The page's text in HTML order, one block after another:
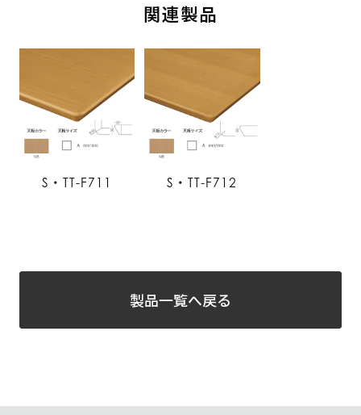
関連製品
S・TT-F711 S・TT-F712
製品一覧へ戻る